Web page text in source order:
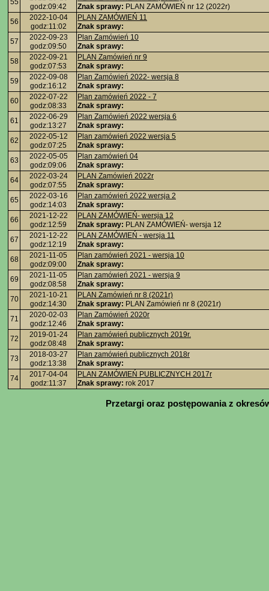
55
godz:09:42
Znak sprawy: PLAN ZAMÓWIEŃ nr 12 (2022r)
56
2022-10-04
godz:11:02
PLAN ZAMÓWIEŃ 11
Znak sprawy:
57
2022-09-23
godz:09:50
Plan Zamówień 10
Znak sprawy:
58
2022-09-21
godz:07:53
PLAN Zamówień nr 9
Znak sprawy:
59
2022-09-08
godz:16:12
Plan Zamówień 2022- wersja 8
Znak sprawy:
60
2022-07-22
godz:08:33
Plan zamówień 2022 - 7
Znak sprawy:
61
2022-06-29
godz:13:27
Plan Zamówień 2022 wersja 6
Znak sprawy:
62
2022-05-12
godz:07:25
Plan zamówień 2022 wersja 5
Znak sprawy:
63
2022-05-05
godz:09:06
Plan zamówień 04
Znak sprawy:
64
2022-03-24
godz:07:55
PLAN Zamówień 2022r
Znak sprawy:
65
2022-03-16
godz:14:03
Plan zamówień 2022 wersja 2
Znak sprawy:
66
2021-12-22
godz:12:59
PLAN ZAMÓWIEŃ- wersja 12
Znak sprawy: PLAN ZAMÓWIEŃ- wersja 12
67
2021-12-22
godz:12:19
PLAN ZAMÓWIEŃ - wersja 11
Znak sprawy:
68
2021-11-05
godz:09:00
Plan zamówień 2021 - wersja 10
Znak sprawy:
69
2021-11-05
godz:08:58
Plan zamówień 2021 - wersja 9
Znak sprawy:
70
2021-10-21
godz:14:30
PLAN Zamówień nr 8 (2021r)
Znak sprawy: PLAN Zamówień nr 8 (2021r)
71
2020-02-03
godz:12:46
Plan Zamówień 2020r
Znak sprawy:
72
2019-01-24
godz:08:48
Plan zamówień publicznych 2019r.
Znak sprawy:
73
2018-03-27
godz:13:38
Plan zamówień publicznych 2018r
Znak sprawy:
74
2017-04-04
godz:11:37
PLAN ZAMÓWIEŃ PUBLICZNYCH 2017r
Znak sprawy: rok 2017
Przetargi oraz postępowania z